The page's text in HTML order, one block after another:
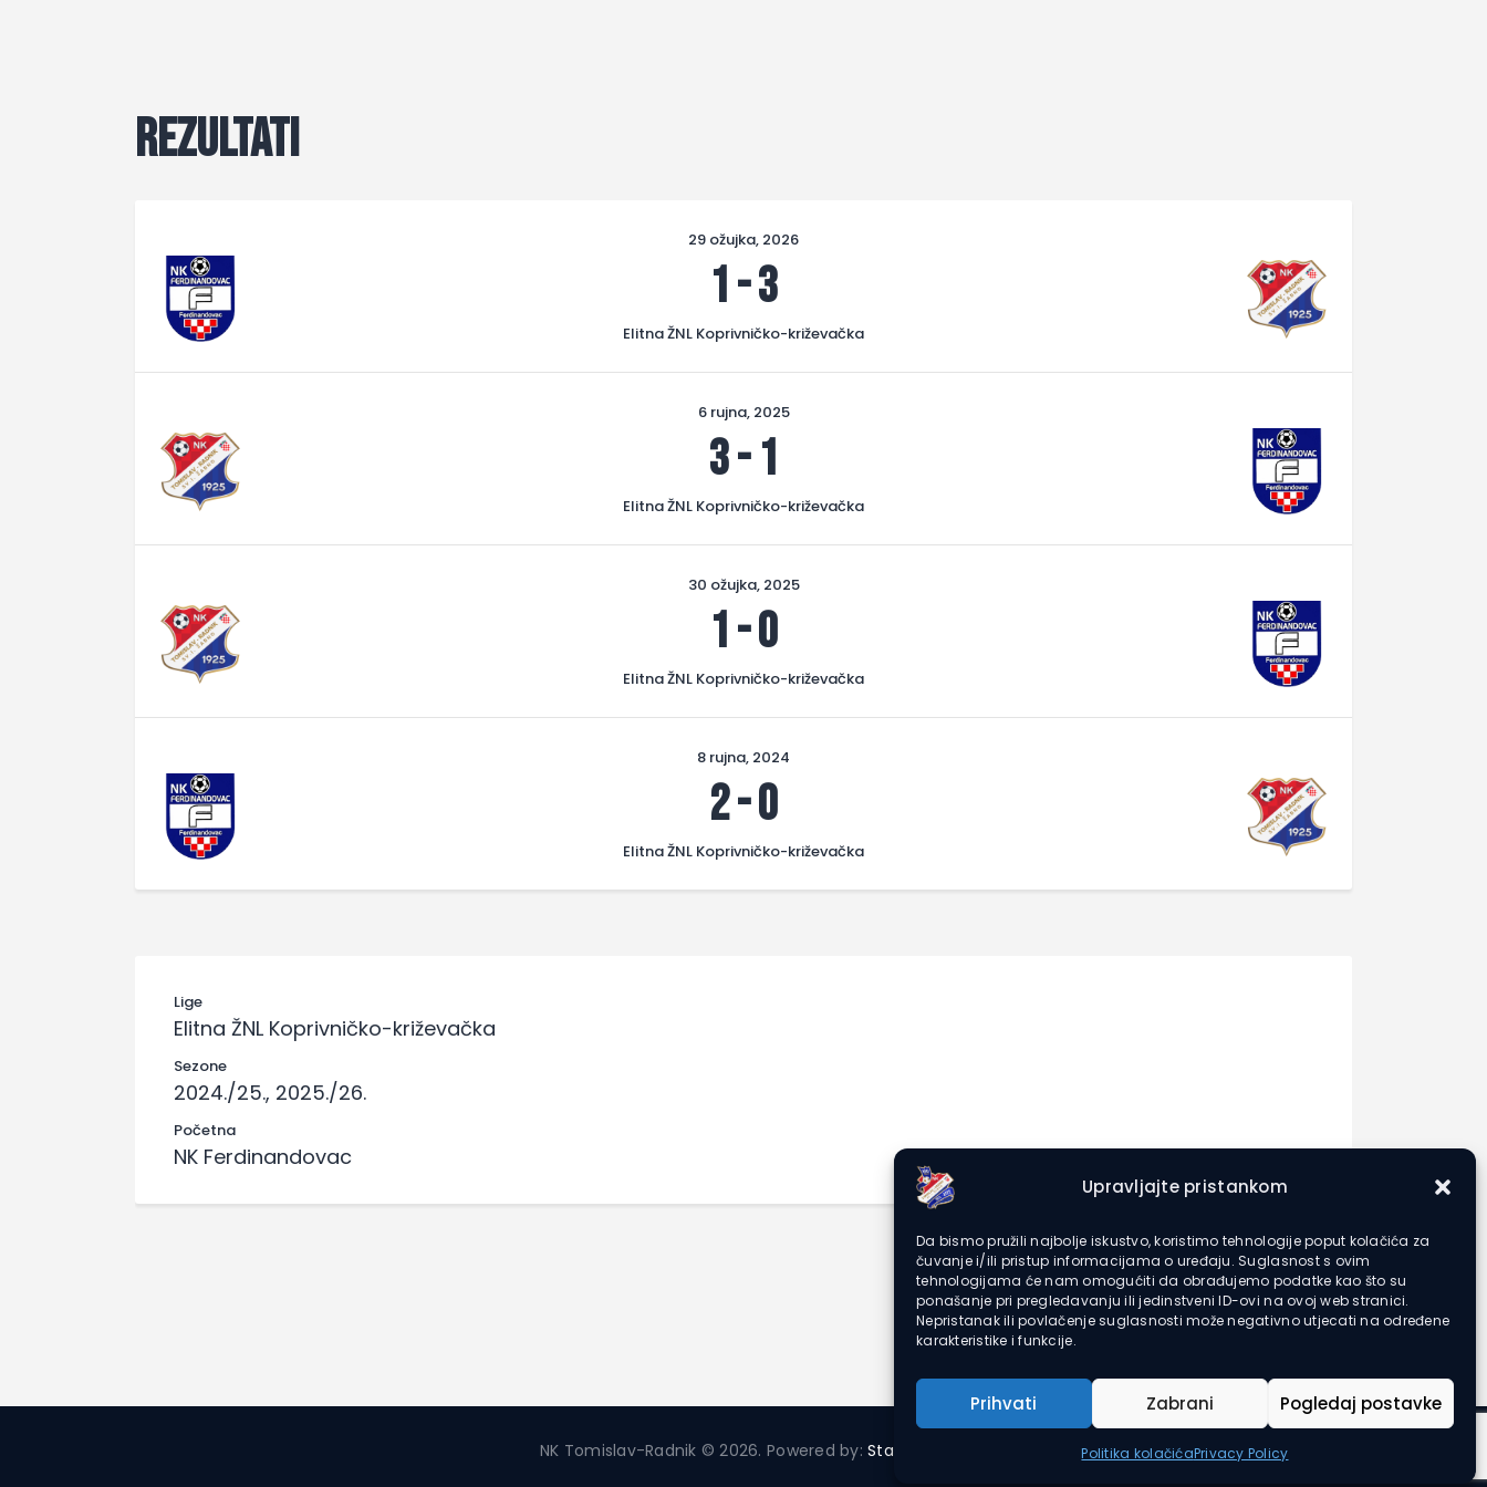
Upravljajte pristankom
Da bismo pružili najbolje iskustvo, koristimo tehnologije poput kolačića za
čuvanje i/ili pristup informacijama o uređaju. Suglasnost s ovim
tehnologijama će nam omogućiti da obrađujemo podatke kao što su
ponašanje pri pregledavanju ili jedinstveni ID-ovi na ovoj web stranici.
Nepristanak ili povlačenje suglasnosti može negativno utjecati na određene
karakteristike i funkcije.
Prihvati Zabrani Pogledaj postavke
Politika kolačićaPrivacy Policy
Rezultati
29 ožujka, 2026
1-3
Elitna ŽNL Koprivničko-križevačka
6 rujna, 2025
3-1
Elitna ŽNL Koprivničko-križevačka
30 ožujka, 2025
1-0
Elitna ŽNL Koprivničko-križevačka
8 rujna, 2024
2-0
Elitna ŽNL Koprivničko-križevačka
Lige
Elitna ŽNL Koprivničko-križevačka
Sezone
2024./25., 2025./26.
Početna
NK Ferdinandovac
NK Tomislav-Radnik © 2026. Powered by:Starlight2